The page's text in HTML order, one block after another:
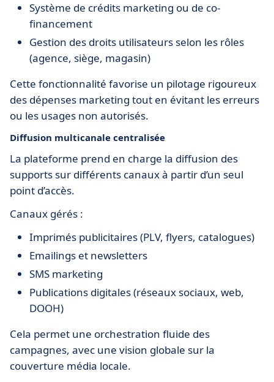
Système de crédits marketing ou de co-
financement
Gestion des droits utilisateurs selon les rôles
(agence, siège, magasin)
Cette fonctionnalité favorise un pilotage rigoureux
des dépenses marketing tout en évitant les erreurs
ou les usages non autorisés.
Diffusion multicanale centralisée
La plateforme prend en charge la diffusion des
supports sur différents canaux à partir d’un seul
point d’accès.
Canaux gérés :
Imprimés publicitaires (PLV, flyers, catalogues)
Emailings et newsletters
SMS marketing
Publications digitales (réseaux sociaux, web,
DOOH)
Cela permet une orchestration fluide des
campagnes, avec une vision globale sur la
couverture média locale.